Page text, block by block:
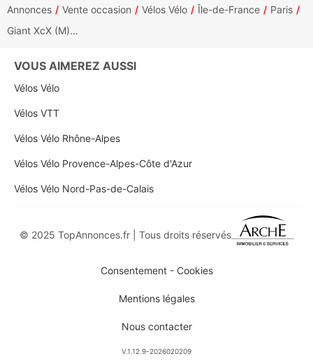
Annonces Vente occasion Vélos Vélo Île-de-France
Paris
Giant XcX (M)...
VOUS AIMEREZ AUSSI
Vélos Vélo
Vélos VTT
Vélos Vélo Rhône-Alpes
Vélos Vélo Provence-Alpes-Côte d'Azur
Vélos Vélo Nord-Pas-de-Calais
© 2025 TopAnnonces.fr | Tous droits réservés
Consentement - Cookies
Mentions légales
Nous contacter
V.1.12.9-2026020209